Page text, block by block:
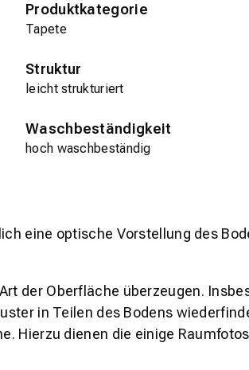
Produktkategorie
Tapete
Struktur
leicht strukturiert
Waschbeständigkeit
hoch waschbeständig
eine optische Vorstellung des
der Oberfläche überzeugen.
in Teilen des Bodens
Hierzu dienen die einige